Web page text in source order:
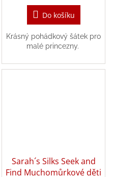
Do košíku
Krásný pohádkový šátek pro
malé princezny.
Sarah´s Silks Seek and
Find Muchomůrkové děti